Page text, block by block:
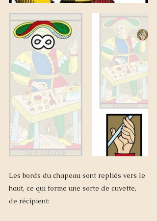
Les bords du chapeau sont repliés vers le
haut, ce qui forme une sorte de cuvette,
de récipient: